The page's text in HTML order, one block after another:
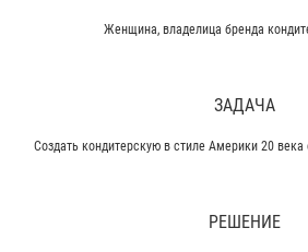
Женщина, владелица бренда
ЗАДАЧА
Создать кондитерскую в стиле Америки 20
РЕШЕНИЕ